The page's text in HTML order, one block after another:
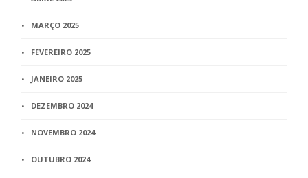
MARÇO 2025
FEVEREIRO 2025
JANEIRO 2025
DEZEMBRO 2024
NOVEMBRO 2024
OUTUBRO 2024